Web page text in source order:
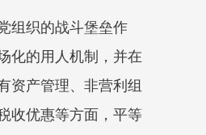
组织的战斗堡垒作
化的用人机制，并在
资产管理、非营利组
收优惠等方面，平等